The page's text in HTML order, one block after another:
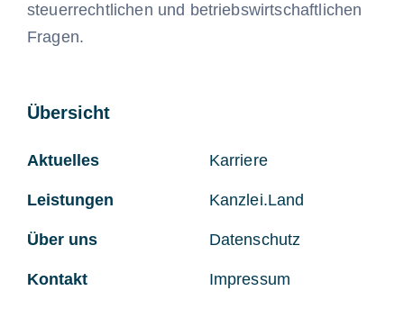
steuerrechtlichen und betriebswirtschaftlichen
Fragen.
Übersicht
Aktuelles
Leistungen
Über uns
Kontakt
Karriere
Kanzlei.Land
Datenschutz
Impressum